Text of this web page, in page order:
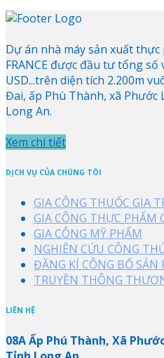
Dự án nhà máy sản xuất thực
FRANCE được đầu tư tổng
USD...trên diện tích 2.200m
Đai, ấp Phù Thành, xã Phước
Long An.
Xem chi tiết
DỊCH VỤ CỦA CHÚNG TÔI
GIA CÔNG THUỐC GIA
GIA CÔNG THỰC PHẨM
GIA CÔNG MỸ PHẨM
NGHIÊN CỨU CÔNG
ĐĂNG KÍ CÔNG BỐ SẢN
TRUYỀN THÔNG
LIÊN HỆ
08A Ấp Phú Thành, Xã